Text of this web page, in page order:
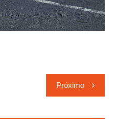
Próximo